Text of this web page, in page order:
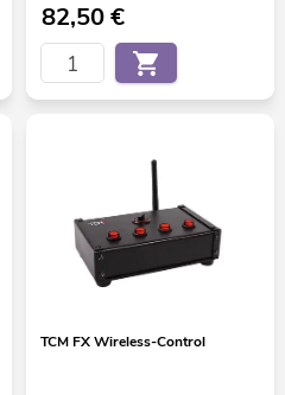
82,50€
TCM FX Wireless-Control